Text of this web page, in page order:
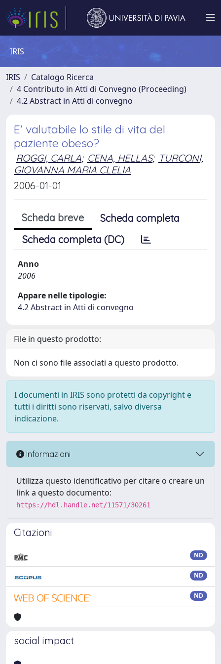
IRIS
IRIS
Catalogo Ricerca
4 Contributo in Atti di Convegno (Proceeding)
4.2 Abstract in Atti di convegno
E' valutabile lo stile di vita del
paziente obeso?
ROGGI, CARLA; CENA, HELLAS; TURCONI,
GIOVANNA MARIA CLELIA
2006-01-01
Scheda breve
Scheda completa
Scheda completa (DC)
Anno
2006
Appare nelle tipologie:
4.2 Abstract in Atti di convegno
File in questo prodotto:
Non ci sono file associati a questo prodotto.
I documenti in IRIS sono protetti da copyright e
tutti i diritti sono riservati, salvo diversa
indicazione.
Informazioni
Utilizza questo identificativo per citare o creare un
link a questo documento:
https://hdl.handle.net/11571/30261
Citazioni
ND
ND
ND
social impact